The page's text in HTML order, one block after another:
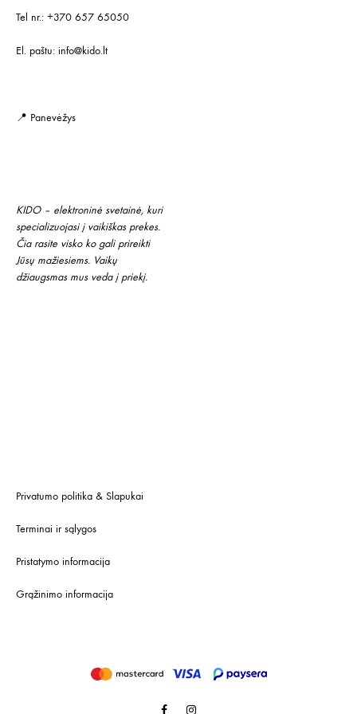
Tel nr.: +370 657 65050
El. paštu: info@kido.lt
📍 Panevėžys
KIDO – elektroninė svetainė, kuri
specializuojasi į vaikiškas prekes.
Čia rasite visko ko gali prireikti
Jūsų mažiesiems. Vaikų
džiaugsmas mus veda į priekį.
Privatumo politika & Slapukai
Terminai ir sąlygos
Pristatymo informacija
Grąžinimo informacija
FacebookInstagram